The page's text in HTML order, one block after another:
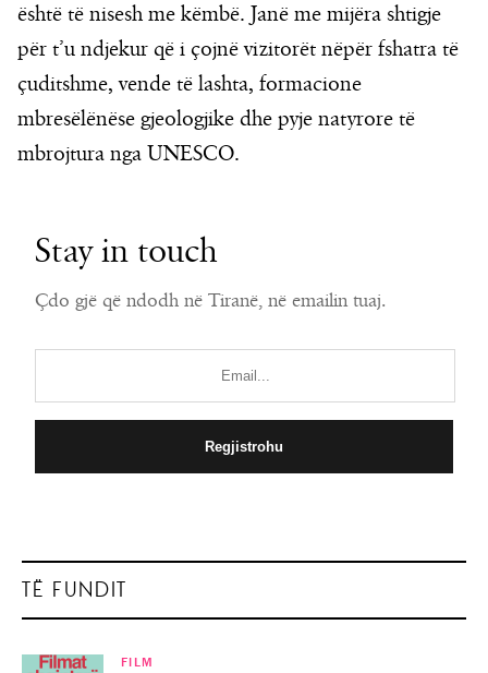
është të nisesh me këmbë. Janë me mijëra shtigje
për t’u ndjekur që i çojnë vizitorët nëpër fshatra të
çuditshme, vende të lashta, formacione
mbresëlënëse gjeologjike dhe pyje natyrore të
mbrojtura nga UNESCO.
Stay in touch
Çdo gjë që ndodh në Tiranë, në emailin tuaj.
TË FUNDIT
FILM